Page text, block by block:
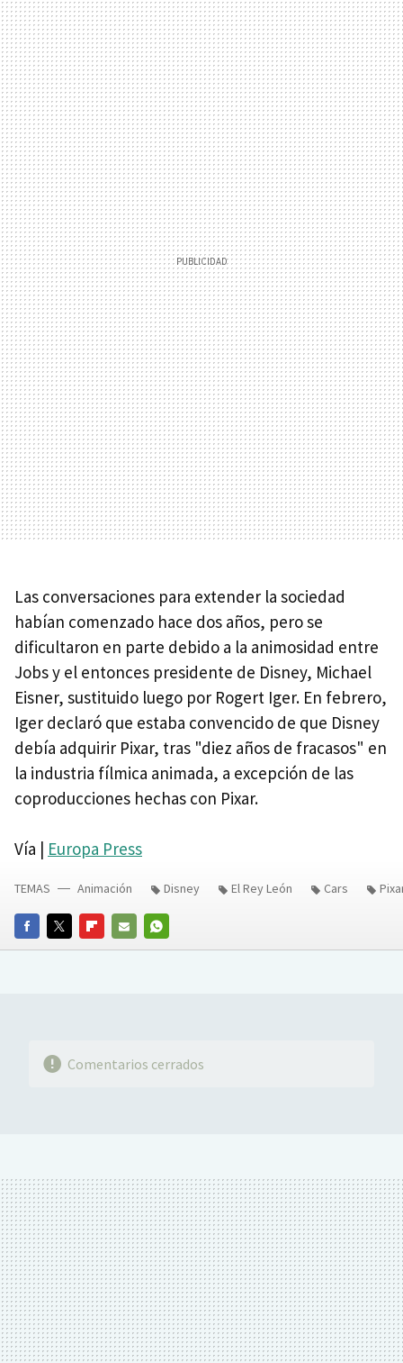
Las conversaciones para extender la sociedad
habían comenzado hace dos años, pero se
dificultaron en parte debido a la animosidad entre
Jobs y el entonces presidente de Disney, Michael
Eisner, sustituido luego por Rogert Iger. En febrero,
Iger declaró que estaba convencido de que Disney
debía adquirir Pixar, tras "diez años de fracasos" en
la industria fílmica animada, a excepción de las
coproducciones hechas con Pixar.
Vía | Europa Press
FACEBOOKTWITTERFLIPBOARD
E-
WHATSAPP
TEMAS Animación Disney El Rey León Cars
Comentarios cerrados